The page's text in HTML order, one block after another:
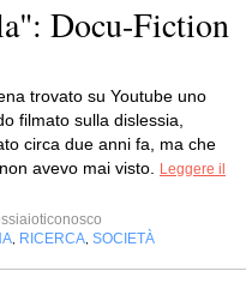
Docu-Fiction
trovato su Youtube uno
filmato sulla dislessia,
circa due anni fa, ma che
avevo mai visto.
Leggere il
RICERCA SOCIETÀ